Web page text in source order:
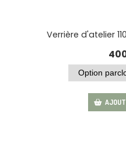
Verrière d'atelier